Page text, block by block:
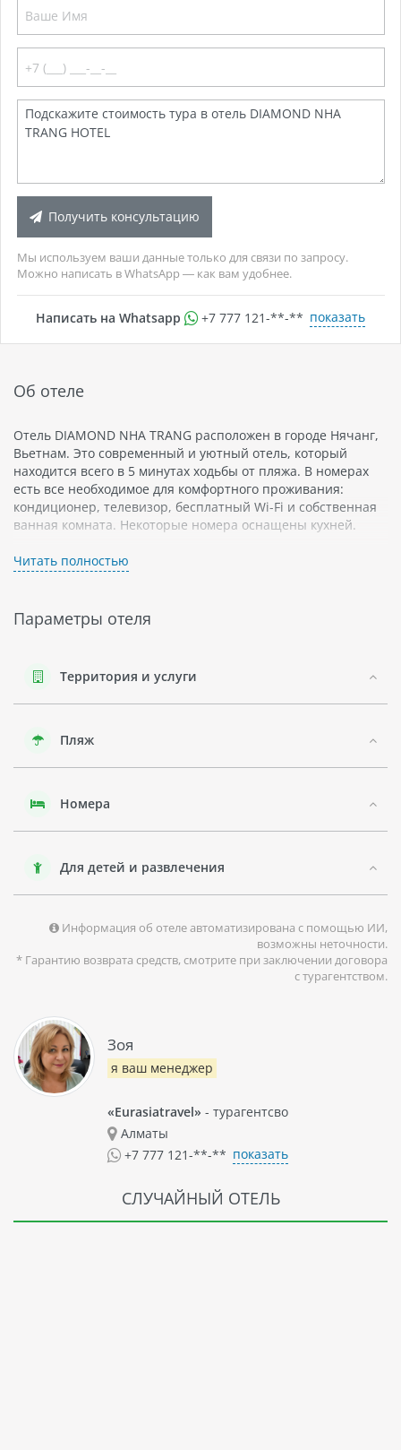
Получить консультацию
Мы используем ваши данные только для связи по запросу.
Можно написать в WhatsApp — как вам удобнее.
Написать на Whatsapp +7 777 121-**-** показать
Об отеле
Отель DIAMOND NHA TRANG расположен в городе Нячанг,
Вьетнам. Это современный и уютный отель, который
находится всего в 5 минутах ходьбы от пляжа. В номерах
есть все необходимое для комфортного проживания:
кондиционер, телевизор, бесплатный Wi-Fi и собственная
ванная комната. Некоторые номера оснащены кухней.
Отель также предлагает широкий спектр услуг и удобств
для своих гостей: ресторан с разнообразным меню,
пляжах, заняться водными видами спорта или посетить
Читать полностью
Параметры отеля
Территория и услуги
Пляж
Номера
Для детей и развлечения
Информация об отеле автоматизирована с помощью ИИ,
возможны неточности.
* Гарантию возврата средств, смотрите при заключении договора
с турагентством.
Зоя
я ваш менеджер
«Eurasiatravel» - турагентсво
Алматы
+7 777 121-**-** показать
СЛУЧАЙНЫЙ ОТЕЛЬ